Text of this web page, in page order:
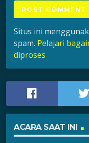
Situs ini
spam. Pelajari
diproses
ACARA SAAT INI